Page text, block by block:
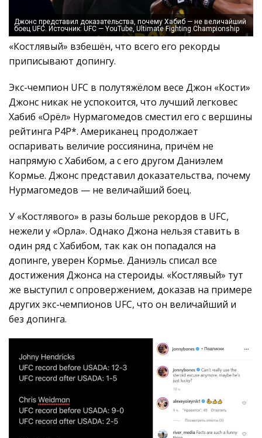
Джонс представил доказательства, почему Хабиб — не величайший
боец UFC. Источник: UFC — YouTube, Ultimate Fighting Championship
«Костлявый» взбешён, что всего его рекорды
приписывают допингу.
Экс-чемпион UFC в полутяжёлом весе Джон «Кости»
Джонс никак не успокоится, что лучший легковес
Хабиб «Орёл» Нурмагомедов сместил его с вершины
рейтинга P4P*. Американец продолжает
оспаривать величие россиянина, причём не
напрямую с Хабибом, а с его другом Даниэлем
Кормье. Джонс представил доказательства, почему
Нурмагомедов — не величайший боец.
У «Костлявого» в разы больше рекордов в UFC,
нежели у «Орла». Однако Джона нельзя ставить в
один ряд с Хабибом, так как он попадался на
допинге, уверен Кормье. Даниэль списал все
достижения Джонса на стероиды. «Костлявый» тут
же выступил с опровержением, доказав на примере
других экс-чемпионов UFC, что он величайший и
без допинга.